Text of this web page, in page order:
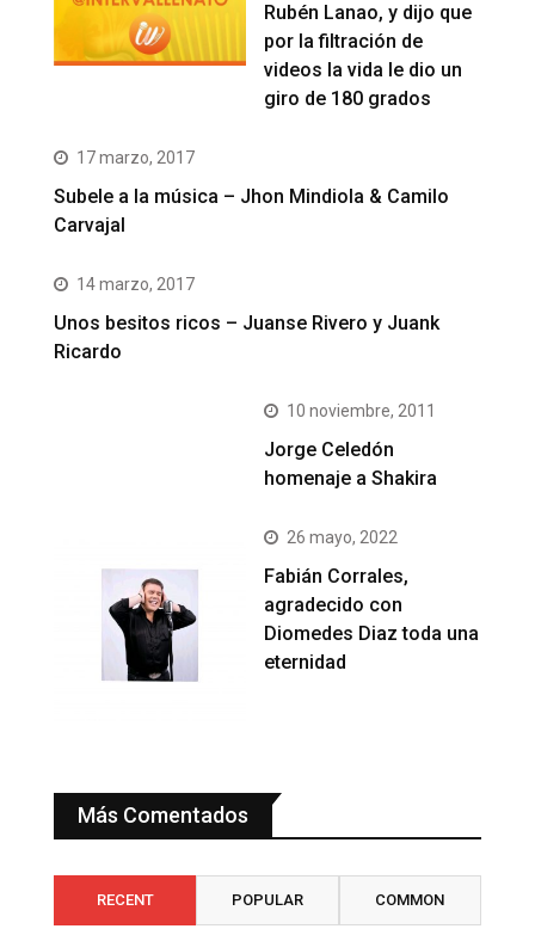
Rubén Lanao, y dijo que
por la filtración de
videos la vida le dio un
giro de 180 grados
17 marzo, 2017
Subele a la música – Jhon Mindiola & Camilo
Carvajal
14 marzo, 2017
Unos besitos ricos – Juanse Rivero y Juank
Ricardo
10 noviembre, 2011
Jorge Celedón
homenaje a Shakira
26 mayo, 2022
Fabián Corrales,
agradecido con
Diomedes Diaz toda una
eternidad
Más Comentados
RECENT POPULAR COMMON